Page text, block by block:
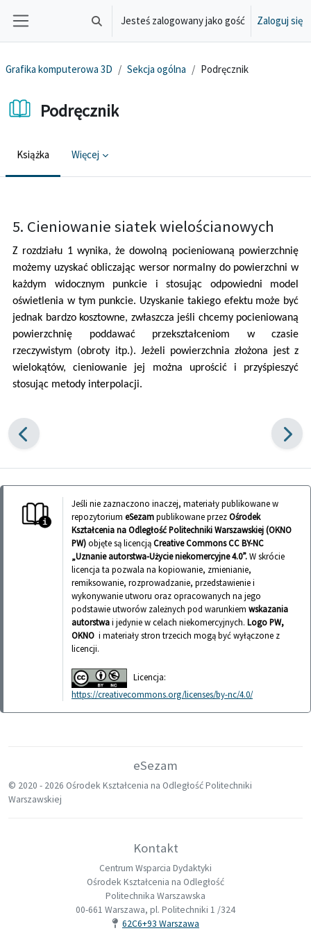
Przejdź do głównej zawartości
Przełącznik wyszukiwarki
Jesteś zalogowany jako gość Zaloguj się
Grafika komputerowa 3D Sekcja ogólna Podręcznik
Podręcznik
Książka Więcej
5. Cieniowanie siatek wielościanowych
Z rozdziału 1 wynika, że dowolną pocieniowaną powierzchnię
możemy uzyskać obliczając wersor normalny do powierzchni w
każdym widocznym punkcie i stosując odpowiedni model
oświetlenia w tym punkcie. Uzyskanie takiego efektu może być
jednak bardzo kosztowne, zwłaszcza jeśli chcemy pocieniowaną
powierzchnię poddawać przekształceniom w czasie
rzeczywistym (obroty itp.). Jeżeli powierzchnia złożona jest z
wielokątów, cieniowanie jej można uprościć i przyśpieszyć
stosując metody interpolacji.
Jeśli nie zaznaczono inaczej, materiały publikowane w
repozytorium eSezampublikowane przezOśrodek
Kształcenia na Odległość Politechniki Warszawskiej (OKNO
PW)objęte są licencjąCreative Commons CC BY-NC
„Uznanie autorstwa-Użycie niekomercyjne 4.0”.W skrócie
licencja ta pozwala na kopiowanie, zmienianie,
remiksowanie, rozprowadzanie, przedstawienie i
wykonywanie utworu oraz opracowanych na jego
podstawie utworów zależnych pod warunkiem wskazania
autorstwai jedynie w celach niekomercyjnych. Logo PW,
OKNO i materiały stron trzecich mogą być wyłączone z
licencji.
Licencja:
https://creativecommons.org/licenses/by-nc/4.0/
eSezam
© 2020 - 2026 Ośrodek Kształcenia na Odległość Politechniki
Warszawskiej
Kontakt
Centrum Wsparcia Dydaktyki
Ośrodek Kształcenia na Odległość
Politechnika Warszawska
00-661 Warszawa, pl. Politechniki 1 /324
62C6+93 Warszawa